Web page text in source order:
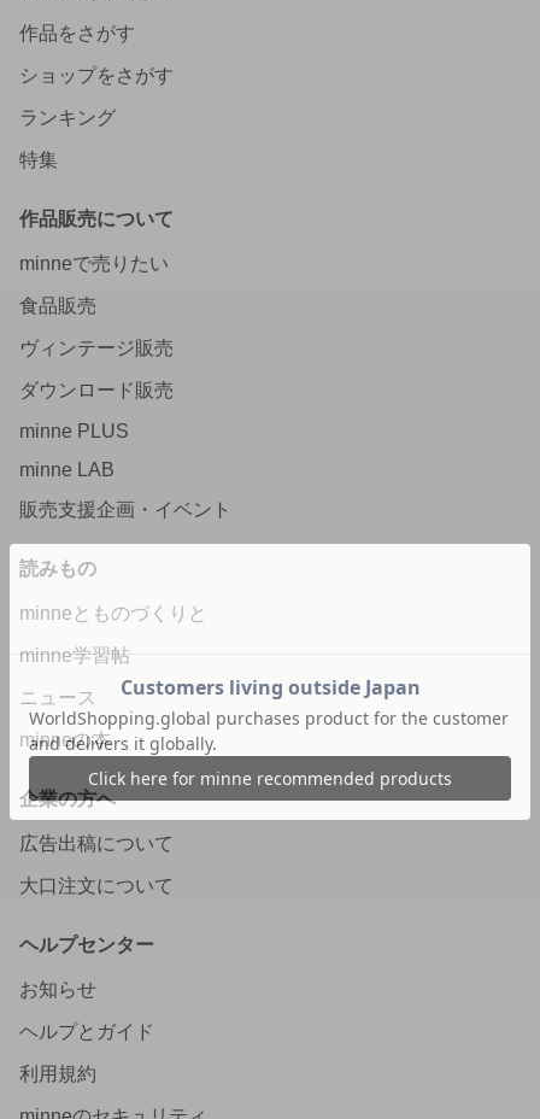
作品をさがす
ショップをさがす
ランキング
特集
作品販売について
minneで売りたい
食品販売
ヴィンテージ販売
ダウンロード販売
minne PLUS
minne LAB
販売支援企画・イベント
読みもの
minneとものづくりと
minne学習帖
ニュース
minneの本
企業の方へ
広告出稿について
大口注文について
ヘルプセンター
お知らせ
ヘルプとガイド
利用規約